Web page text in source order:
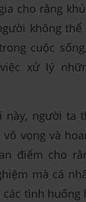
cho rằng
không
cuộc
xử lý
này, người ta
vô vọng và
điểm cho
mà cá
tình huống